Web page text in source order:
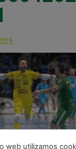
web utilizamos